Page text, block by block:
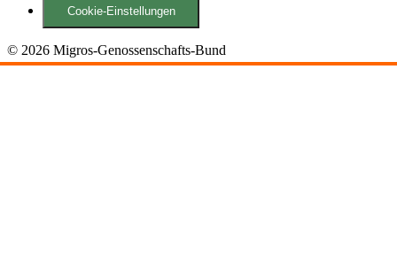
Cookie-Einstellungen
© 2026 Migros-Genossenschafts-Bund